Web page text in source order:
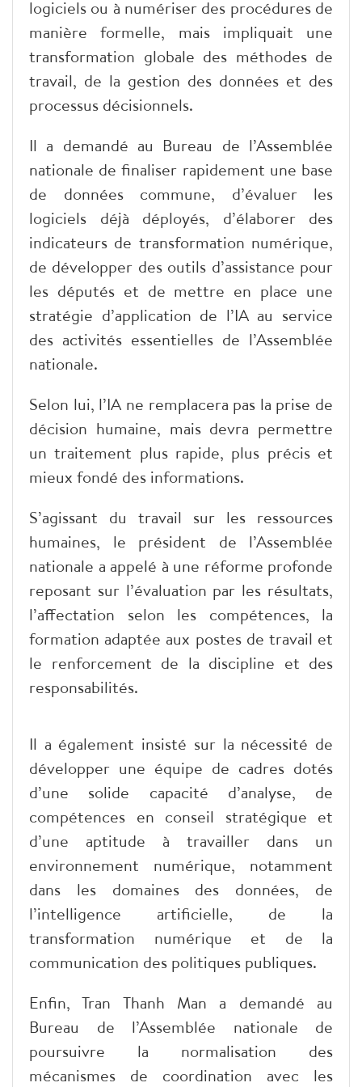
logiciels ou à numériser des procédures de
manière formelle, mais impliquait une
transformation globale des méthodes de
travail, de la gestion des données et des
processus décisionnels.
Il a demandé au Bureau de l’Assemblée
nationale de finaliser rapidement une base
de données commune, d’évaluer les
logiciels déjà déployés, d’élaborer des
indicateurs de transformation numérique,
de développer des outils d’assistance pour
les députés et de mettre en place une
stratégie d’application de l’IA au service
des activités essentielles de l’Assemblée
nationale.
Selon lui, l’IA ne remplacera pas la prise de
décision humaine, mais devra permettre
un traitement plus rapide, plus précis et
mieux fondé des informations.
S’agissant du travail sur les ressources
humaines, le président de l’Assemblée
nationale a appelé à une réforme profonde
reposant sur l’évaluation par les résultats,
l’affectation selon les compétences, la
formation adaptée aux postes de travail et
le renforcement de la discipline et des
responsabilités.
Il a également insisté sur la nécessité de
développer une équipe de cadres dotés
d’une solide capacité d’analyse, de
compétences en conseil stratégique et
d’une aptitude à travailler dans un
environnement numérique, notamment
dans les domaines des données, de
l’intelligence artificielle, de la
transformation numérique et de la
communication des politiques publiques.
Enfin, Tran Thanh Man a demandé au
Bureau de l’Assemblée nationale de
poursuivre la normalisation des
mécanismes de coordination avec les